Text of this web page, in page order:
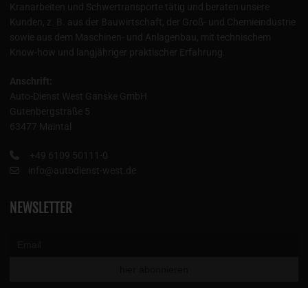
NEWSLETTER